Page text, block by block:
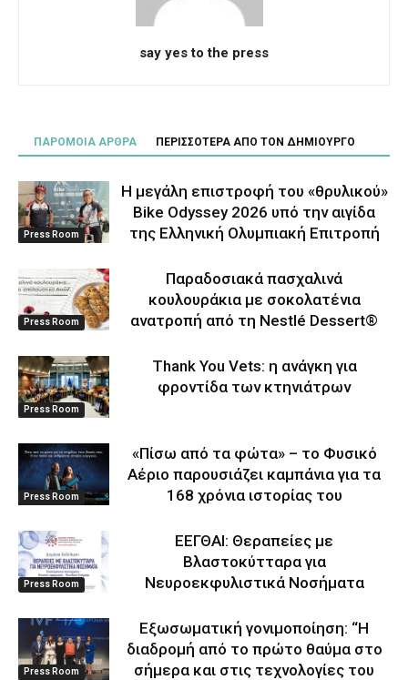
say yes to the press
ΠΑΡΟΜΟΙΑ ΑΡΘΡΑ ΠΕΡΙΣΣΟΤΕΡΑ ΑΠΟ ΤΟΝ ΔΗΜΙΟΥΡΓΟ
Press Room
Η μεγάλη επιστροφή του «θρυλικού»
Bike Odyssey 2026 υπό την αιγίδα
της Ελληνική Ολυμπιακή Επιτροπή
Press Room
Παραδοσιακά πασχαλινά
κουλουράκια με σοκολατένια
ανατροπή από τη Nestlé Dessert®
Press Room
Thank You Vets: η ανάγκη για
φροντίδα των κτηνιάτρων
Press Room
«Πίσω από τα φώτα» – το Φυσικό
Αέριο παρουσιάζει καμπάνια για τα
168 χρόνια ιστορίας του
Press Room
ΕΕΓΘΑΙ: Θεραπείες με
Βλαστοκύτταρα για
Νευροεκφυλιστικά Νοσήματα
Press Room
Eξωσωματική γονιμοποίηση: “Η
διαδρομή από το πρώτο θαύμα στο
σήμερα και στις τεχνολογίες του